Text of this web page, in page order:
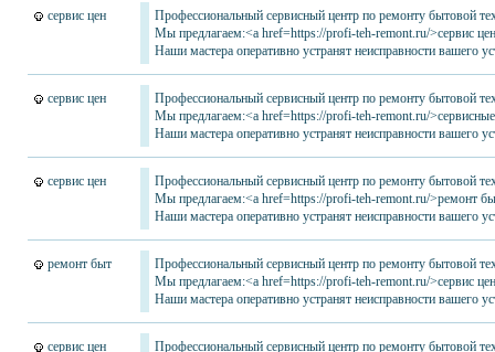
сервис цен
Профессиональный сервисный центр по ремонту бытовой
Мы предлагаем:<a href=https://profi-teh-remont.ru/>сервис
Наши мастера оперативно устранят неисправности вашего
сервис цен
Профессиональный сервисный центр по ремонту бытовой
Мы предлагаем:<a href=https://profi-teh-remont.ru/
Наши мастера оперативно устранят неисправности вашего
сервис цен
Профессиональный сервисный центр по ремонту бытовой
Мы предлагаем:<a href=https://profi-teh-remont.ru/>ремонт
Наши мастера оперативно устранят неисправности вашего
ремонт быт
Профессиональный сервисный центр по ремонту бытовой
Мы предлагаем:<a href=https://profi-teh-remont.ru/>сервис
Наши мастера оперативно устранят неисправности вашего
сервис цен
Профессиональный сервисный центр по ремонту бытовой